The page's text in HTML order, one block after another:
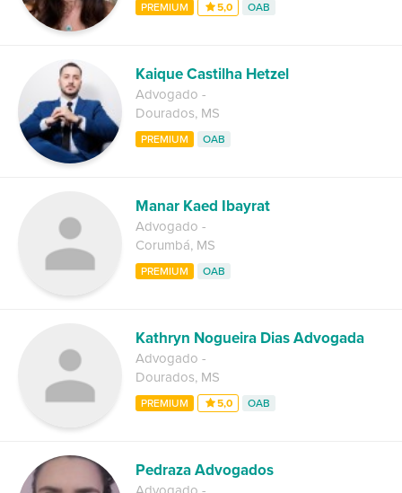
PREMIUM 5,0 OAB
Kaique Castilha Hetzel
Advogado -
Dourados, MS
PREMIUM OAB
Manar Kaed Ibayrat
Advogado -
Corumbá, MS
PREMIUM OAB
Kathryn Nogueira Dias Advogada
Advogado -
Dourados, MS
PREMIUM 5,0 OAB
Pedraza Advogados